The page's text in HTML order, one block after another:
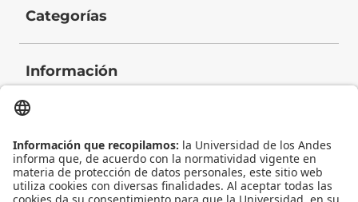
Categorías
Información